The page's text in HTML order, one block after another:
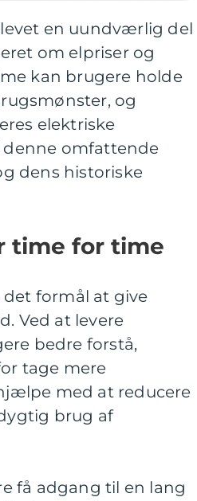
en uundværlig del
om elpriser og
kan brugere holde
og
elektriske
omfattende
dens historiske
time for time
formål at give
Ved at levere
bedre forstå,
tage mere
med at reducere
brug af
få adgang til en lang